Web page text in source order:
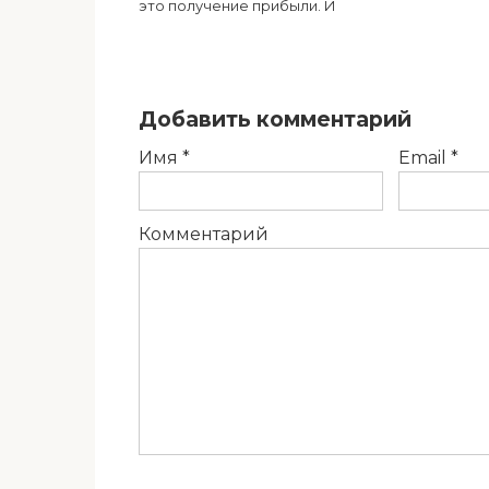
это получение прибыли. И
Добавить комментарий
Имя * Email *
Комментарий